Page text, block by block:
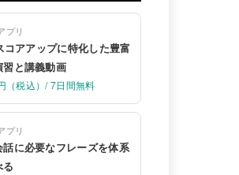
プリ
コアアップに特化した豊富
習と講義動画
（税込）/ 7日間無料
プリ
話に必要なフレーズを体系
る